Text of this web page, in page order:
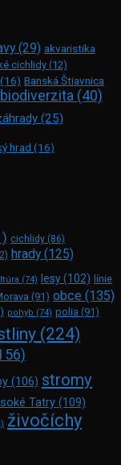
(29) akvaristika
cichlidy(12)
(16) Banská Štiavnica
biodiverzita (40)
(25)
hrad (16)
cichlidy (86)
hrady (125)
(74) lesy(102) línie
(91) obce (135)
pohyb (74) polia (91)
(224)
(106) stromy
Tatry (109)
živočíchy